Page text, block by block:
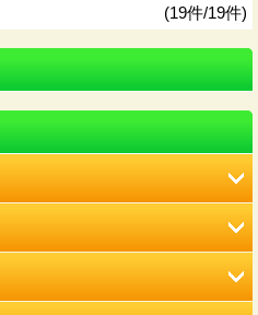
(19件/19件)